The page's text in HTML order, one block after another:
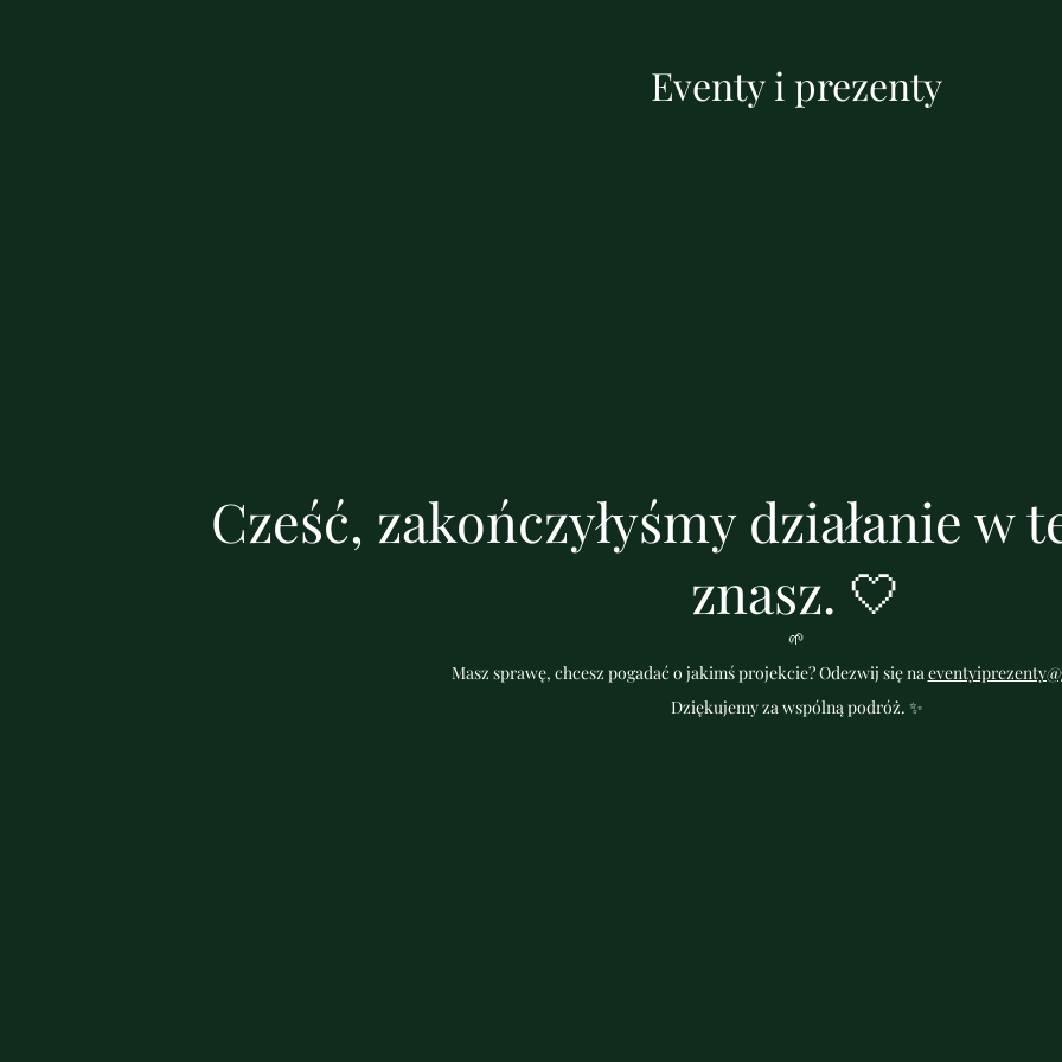
Eventy i prezenty
Cześć, zakończyłyśmy działanie w
znasz. 🤍
🌱
Masz sprawę, chcesz pogadać o jakimś projekcie? Odezwij się na
Dziękujemy za wspólną podróż. ✨